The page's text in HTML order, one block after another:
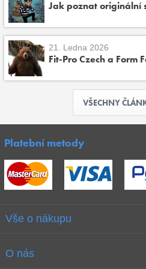
Jak poznat originální
21. Ledna 2026
Fit-Pro Czech a Form
VŠECHNY
Platební metody
Vše o nákupu
Obchodní podmínky
O nás